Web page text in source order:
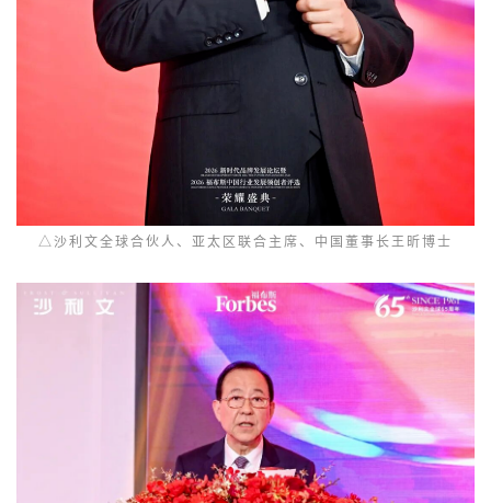
△沙利文全球合伙人、亚太区联合主席、中国董事长王昕博士